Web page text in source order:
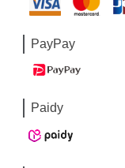
PayPay
Paidy